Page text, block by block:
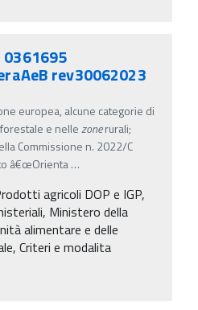
0361695
rev30062023
europea, alcune categorie di
e nellezonerurali;
Commissione n. 2022/C
â€œOrienta…
agricoli DOP e IGP,
Ministero della
alimentare e delle
Criteri e modalita